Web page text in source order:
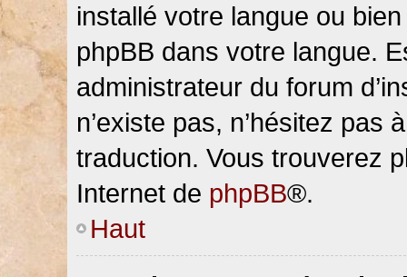
installé votre langue ou
phpBB dans votre langue.
administrateur du forum
n’existe pas, n’hésitez pas
traduction. Vous trouverez
Internet de phpBB®.
Haut